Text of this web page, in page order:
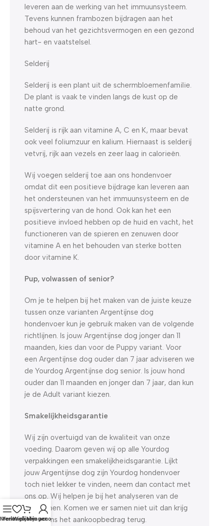
leveren aan de werking van het immuunsysteem.
Tevens kunnen frambozen bijdragen aan het
behoud van het gezichtsvermogen en een gezond
hart- en vaatstelsel.
Selderij
Selderij is een plant uit de schermbloemenfamilie.
De plant is vaak te vinden langs de kust op de
natte grond.
Selderij is rijk aan vitamine A, C en K, maar bevat
ook veel foliumzuur en kalium. Hiernaast is selderij
vetvrij, rijk aan vezels en zeer laag in calorieën.
Wij voegen selderij toe aan ons hondenvoer
omdat dit een positieve bijdrage kan leveren aan
het ondersteunen van het immuunsysteem en de
spijsvertering van de hond. Ook kan het een
positieve invloed hebben op de huid en vacht, het
functioneren van de spieren en zenuwen door
vitamine A en het behouden van sterke botten
door vitamine K.
Pup, volwassen of senior?
Om je te helpen bij het maken van de juiste keuze
tussen onze varianten Argentijnse dog
hondenvoer kun je gebruik maken van de volgende
richtlijnen. Is jouw Argentijnse dog jonger dan 11
maanden, kies dan voor de Puppy variant. Voor
een Argentijnse dog ouder dan 7 jaar adviseren we
de Yourdog Argentijnse dog senior. Is jouw hond
ouder dan 11 maanden en jonger dan 7 jaar, dan kun
je de Adult variant kiezen.
Smakelijkheidsgarantie
Wij zijn overtuigd van de kwaliteit van onze
voeding. Daarom geven wij op alle Yourdog
verpakkingen een smakelijkheidsgarantie. Lijkt
jouw Argentijnse dog zijn Yourdog hondenvoer
toch niet lekker te vinden, neem dan contact met
ons op. Wij helpen je bij het analyseren van de
problemen. Komen we er samen niet uit dan krijg
je van ons het aankoopbedrag terug.
Menu
Verlanglijst
Winkelwagen
Mijn account